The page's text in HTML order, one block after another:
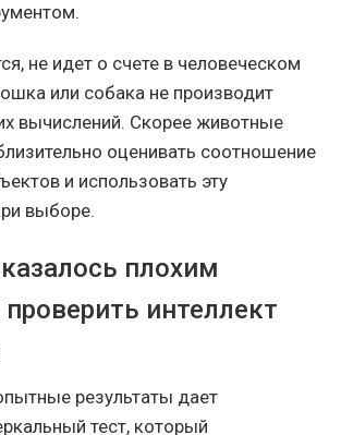
не идет о счете в человеческом
или собака не производит
вычислений. Скорее животные
оценивать соотношение
и использовать эту
выборе.
плохим
интеллект
результаты дает
тест, который